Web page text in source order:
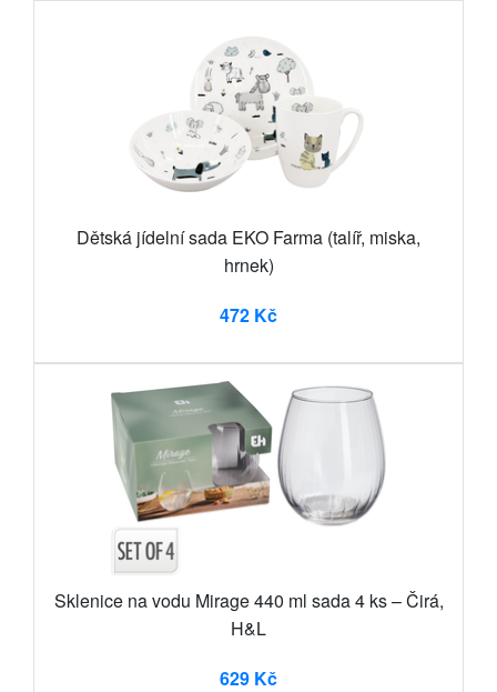
Dětská jídelní sada EKO Farma (talíř, miska,
hrnek)
472 Kč
Sklenice na vodu Mirage 440 ml sada 4 ks – Čirá,
H&L
629 Kč